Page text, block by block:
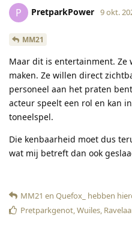
P PretparkPower 9 okt.
MM21
Maar dit is entertainment. Ze
maken. Ze willen direct
personeel aan het praten
acteur speelt een rol en kan
toneelspel.
Die kenbaarheid moet dus
wat mij betreft dan ook
MM21 en Quefox_ hebben
Pretparkgenot,Wuiles,